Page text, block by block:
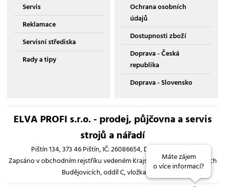
Servis
Reklamace
Servisní střediska
Rady a tipy
Ochrana osobních
údajů
Dostupnosti zboží
Doprava - Česká
republika
Doprava - Slovensko
ELVA PROFI s.r.o. - prodej, půjčovna a servis
strojů a nářadí
Pištín 134, 373 46 Pištín, IČ: 26086654, DIČ: CZ26086654
Zapsáno v obchodním rejstříku vedeném Krajským soudem v Českých
Budějovicích, oddíl C, vložka 13193
Máte zájem
o více informací?